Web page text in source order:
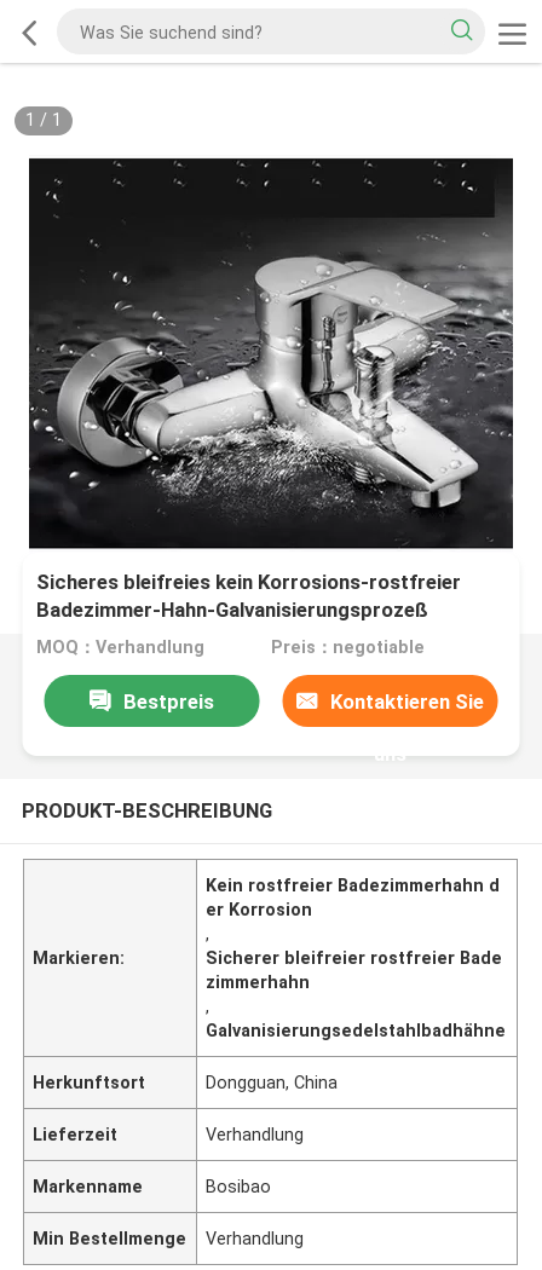
1 / 1
Sicheres bleifreies kein Korrosions-rostfreier
Badezimmer-Hahn-Galvanisierungsprozeß
MOQ：Verhandlung Preis：negotiable
Bestpreis Kontaktieren Sie
uns
PRODUKT-BESCHREIBUNG
Markieren:
Kein rostfreier Badezimmerhahn d
er Korrosion
,
Sicherer bleifreier rostfreier Bade
zimmerhahn
,
Galvanisierungsedelstahlbadhähne
Herkunftsort Dongguan, China
Lieferzeit Verhandlung
Markenname Bosibao
Min Bestellmenge Verhandlung